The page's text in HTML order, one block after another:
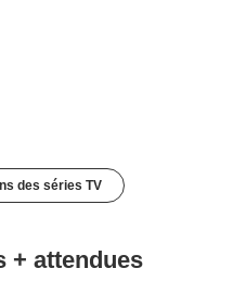
des séries TV
+ attendues